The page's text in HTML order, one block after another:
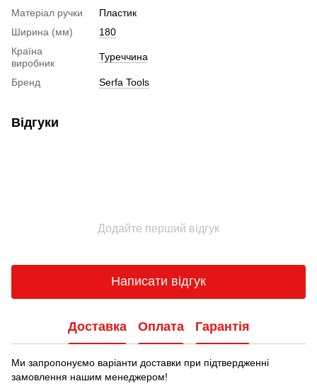
Матеріал ручки
Пластик
Ширина (мм)
180
Країна
виробник
Туреччина
Бренд Serfa Tools
Відгуки
Додайте перший відгук
Написати відгук
Доставка Оплата Гарантія
Ми запропонуємо варіанти доставки при підтвердженні
замовлення нашим менеджером!